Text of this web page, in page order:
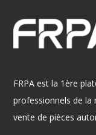
FRPA est la 1ère
professionnels de la
vente de pièces